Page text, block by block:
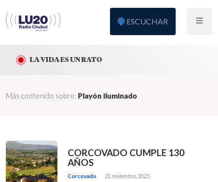
ESCUCHAR
LA VIDA ES UN RATO
Más contenido sobre: Playón iluminado
CORCOVADO CUMPLE 130
AÑOS
Corcovado 21 noviembre, 2025